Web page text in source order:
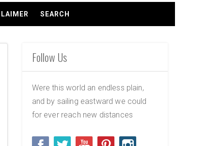
SEARCH
Follow Us
Were this world an endless plain,
and by sailing eastward we could
for ever reach new distances